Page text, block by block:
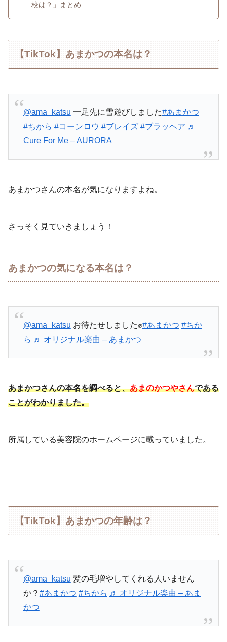
校は？」まとめ
【TikTok】あまかつの本名は？
@ama_katsu 一足先に雪遊びしました#あまかつ
#ちから #コーンロウ #ブレイズ #ブラッヘア ♬
Cure For Me – AURORA
あまかつさんの本名が気になりますよね。
さっそく見ていきましょう！
あまかつの気になる本名は？
@ama_katsu お待たせしました✊#あまかつ #ちか
ら ♬ オリジナル楽曲 – あまかつ
あまかつさんの本名を調べると、あまのかつやさんである
ことがわかりました。
所属している美容院のホームページに載っていました。
【TikTok】あまかつの年齢は？
@ama_katsu 髪の毛増やしてくれる人いません
か？ #あまかつ #ちから ♬ オリジナル楽曲 – あま
かつ